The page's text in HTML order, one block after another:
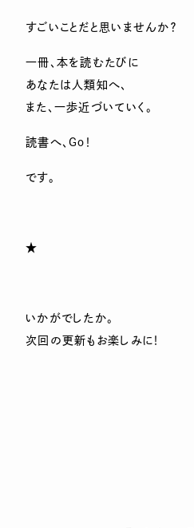
すごいことだと思いませんか？
一冊、本を読むたびに
あなたは人類知へ、
また、一歩近づいていく。
読書へ、Ｇｏ！
です。
★
いかがでしたか。
次回の更新もお楽しみに！